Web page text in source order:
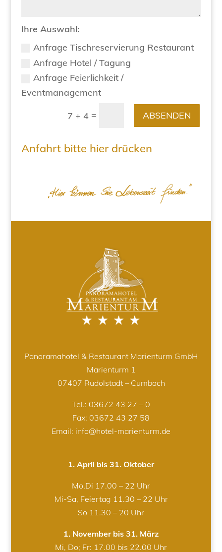
Ihre Auswahl:
Anfrage Tischreservierung Restaurant
Anfrage Hotel / Tagung
Anfrage Feierlichkeit /
Eventmanagement
7 + 4 = ABSENDEN
Anfahrt bitte hier drücken
Panoramahotel & Restaurant Marienturm GmbH
Marienturm 1
07407 Rudolstadt – Cumbach
Tel.: 03672 43 27 – 0
Fax: 03672 43 27 58
Email: info@hotel-marienturm.de
1. April bis 31. Oktober
Mo,Di 17.00 – 22 Uhr
Mi-Sa, Feiertag 11.30 – 22 Uhr
So 11.30 – 20 Uhr
1. November bis 31. März
Mi, Do; Fr: 17.00 bis 22.00 Uhr